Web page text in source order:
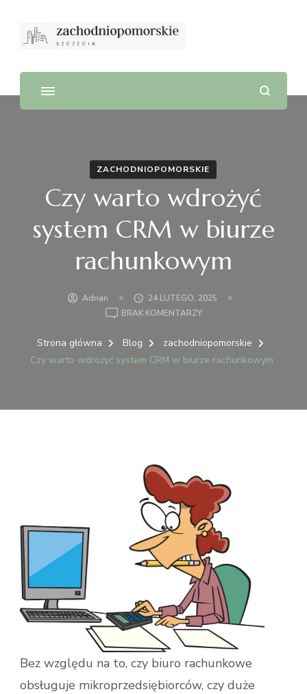
ZACHODNIOPOMORSKIE
Czy warto wdrożyć
system CRM w biurze
rachunkowym
Adrian
24 LUTEGO, 2025
BRAK KOMENTARZYDO
WARTO
WDROŻYĆ
BIURZE
Strona główna Blog
zachodniopomorskie
Czy warto wdrożyć system CRM w biurze rachunkowym
Bez względu na to, czy biuro rachunkowe
obsługuje mikroprzedsiębiorców, czy duże